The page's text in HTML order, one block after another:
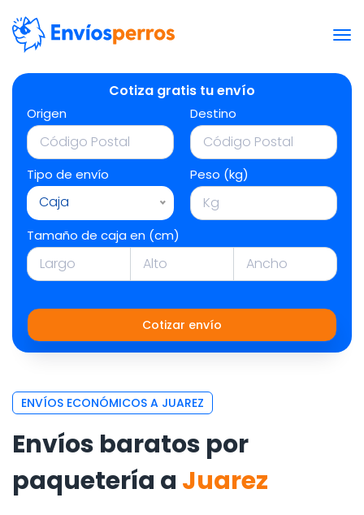
Cotiza gratis tu envío
Origen Destino
Tipo de envío
Caja
Peso (kg)
Tamaño de caja en (cm)
Cotizar envío
ENVÍOS ECONÓMICOS A JUAREZ
Envíos baratos por
paquetería a Juarez